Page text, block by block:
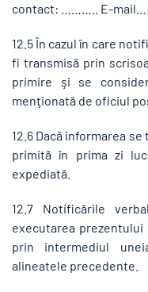
contact: ……….. E-
12.5 În cazul în care
fi transmisă prin
primire şi se
menţionată de oficiul
12.6 Dacă informarea
primită în prima zi
expediată.
12.7 Notificările
executarea
prin intermediul
alineatele precedente.